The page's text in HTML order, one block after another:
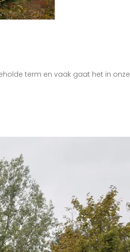
term en vaak gaat het in onze